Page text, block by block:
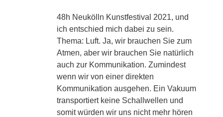
48h Neukölln Kunstfestival 2021, und
ich entschied mich dabei zu sein.
Thema: Luft. Ja, wir brauchen Sie zum
Atmen, aber wir brauchen Sie natürlich
auch zur Kommunikation. Zumindest
wenn wir von einer direkten
Kommunikation ausgehen. Ein Vakuum
transportiert keine Schallwellen und
somit würden wir uns nicht mehr hören